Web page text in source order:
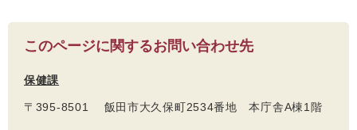
このページに関するお問い合わせ先
保健課
〒395-8501 飯田市大久保町2534番地 本庁舎A棟1階